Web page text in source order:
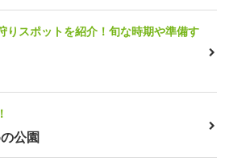
りスポットを紹介！旬な時期や準備す
公園